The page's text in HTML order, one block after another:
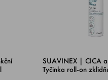
SUAVINEX | CICA
Tyčinka roll-on